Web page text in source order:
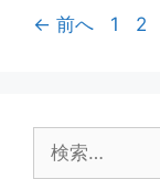
ー
← 前へ
ペ
1
ペ
2
索: